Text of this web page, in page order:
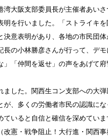
大阪支部委員長が主催者あい
を行いました。「ストライキ
決意表明があり、各地の市民団
の小林勝彦さんが行って、デモ
」「仲間を返せ」の声をあげて
ました。関西生コン支部への大
が、多くの労働者市民の認識に
ていると自信と確信を深めてい
憲・戦争阻止！大行進・関西事